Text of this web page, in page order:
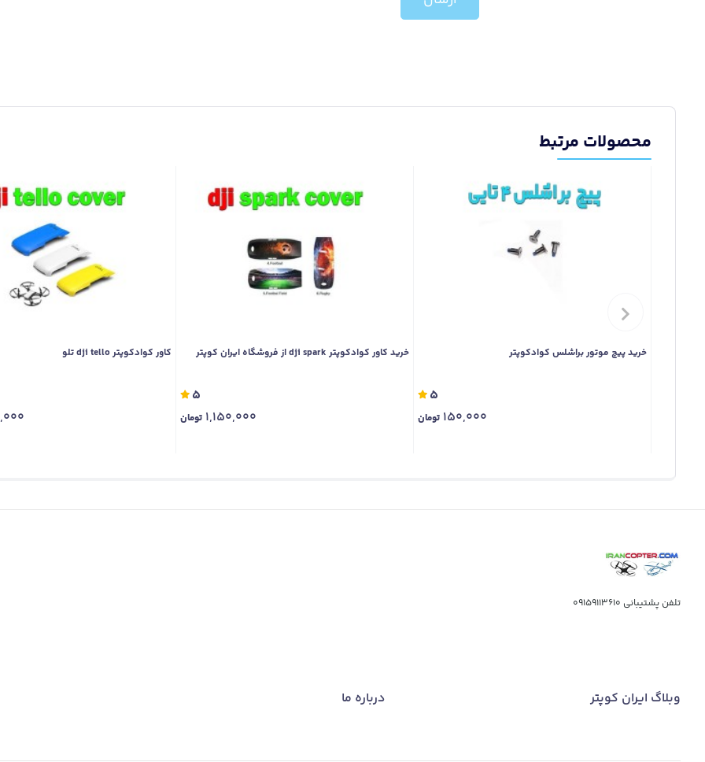
محصولات مرتبط
خرید پیچ موتور براشلس کوادکوپتر
5
150,000 تومان
خرید کاور کوادکوپتر dji spark از فروشگاه ایران کوپتر
5
1,150,000 تومان
کاور کوادکوپتر dji tello تلو
تلفن پشتیبانی 09159113610
وبلاگ ایران کوپتر درباره ما